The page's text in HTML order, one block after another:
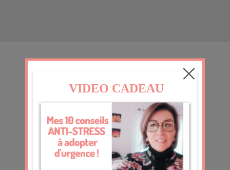
CONTACT
07 50 99 43 85
info@bienetrologie.fr